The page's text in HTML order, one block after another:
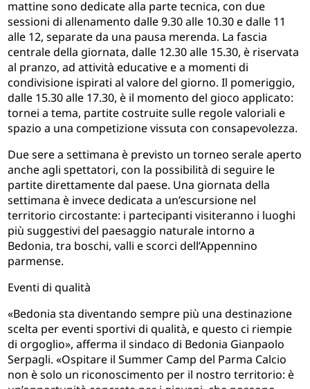
mattine sono dedicate alla parte tecnica, con due
sessioni di allenamento dalle 9.30 alle 10.30 e dalle 11
alle 12, separate da una pausa merenda. La fascia
centrale della giornata, dalle 12.30 alle 15.30, è riservata
al pranzo, ad attività educative e a momenti di
condivisione ispirati al valore del giorno. Il pomeriggio,
dalle 15.30 alle 17.30, è il momento del gioco applicato:
tornei a tema, partite costruite sulle regole valoriali e
spazio a una competizione vissuta con consapevolezza.
Due sere a settimana è previsto un torneo serale aperto
anche agli spettatori, con la possibilità di seguire le
partite direttamente dal paese. Una giornata della
settimana è invece dedicata a un’escursione nel
territorio circostante: i partecipanti visiteranno i luoghi
più suggestivi del paesaggio naturale intorno a
Bedonia, tra boschi, valli e scorci dell’Appennino
parmense.
Eventi di qualità
«Bedonia sta diventando sempre più una destinazione
scelta per eventi sportivi di qualità, e questo ci riempie
di orgoglio», afferma il sindaco di Bedonia Gianpaolo
Serpagli. «Ospitare il Summer Camp del Parma Calcio
non è solo un riconoscimento per il nostro territorio: è